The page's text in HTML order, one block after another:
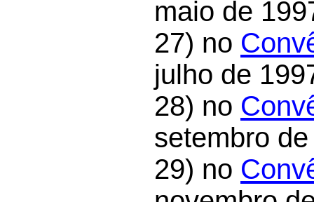
maio de
27) no
julho de
28) no
setembro
29) no